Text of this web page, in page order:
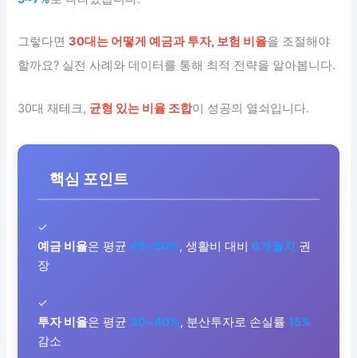
그렇다면30대는 어떻게 예금과 투자, 보험 비율을 조절해야
할까요? 실전 사례와 데이터를 통해 최적 전략을 알아봅니다.
30대 재테크, 균형 있는 비율 조합이 성공의 열쇠입니다.
핵심 포인트
✓
예금 비율은 평균40~50%, 생활비 대비 6개월치 권
장
✓
투자 비율은 평균 30~40%, 분산투자로 손실률 15%
감소